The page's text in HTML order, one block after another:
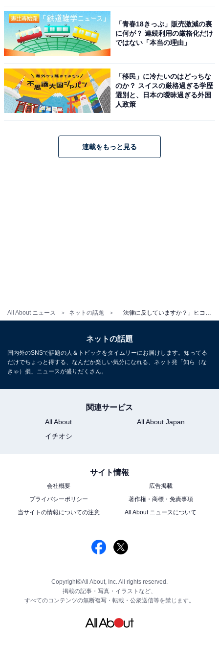
All About ニュース ネットの話題
「青春18きっぷ」販売激減の裏
に何が？ 連続利用の厳格化だけ
ではない「本当の理由」
「移民」に冷たいのはどっちな
のか？ スイスの厳格過ぎる学歴
選別と、日本の曖昧過ぎる外国
人政策
連載をもっと見る
ネットの話題
国内外のSNSで話題の人＆トピックをタイムリーにお届けします。知ってる
だけでちょっと得する、なんだか楽しい気分になれる、ネット発「知ら（な
きゃ）損」ニュースが盛りだくさん。
関連サービス
All About
All About Japan
イチオシ
サイト情報
会社概要
広告掲載
プライバシーポリシー
著作権・商標・免責事項
当サイトの情報についての注意
All About ニュースについて
Copyright©All About, Inc. All rights reserved.
掲載の記事・写真・イラストなど、
すべてのコンテンツの無断複写・転載・公衆送信等を禁じます。